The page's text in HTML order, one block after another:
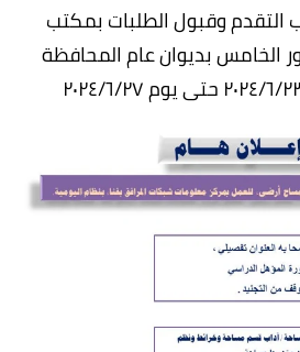
التقدم وقبول الطلبات بمكتب
الخامس بديوان عام المحافظة